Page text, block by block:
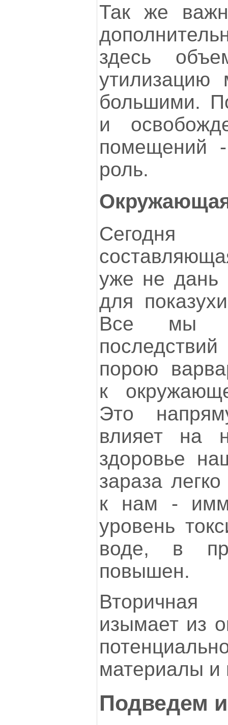
Так же
здесь
утилизацию
большими.
и
помещений
роль.
Сегодня
уже не дань
для
Все мы
порою
к
Это
влияет на
здоровье
зараза
к нам -
уровень
воде, в
повышен.
изымает из
материалы и
Подведем